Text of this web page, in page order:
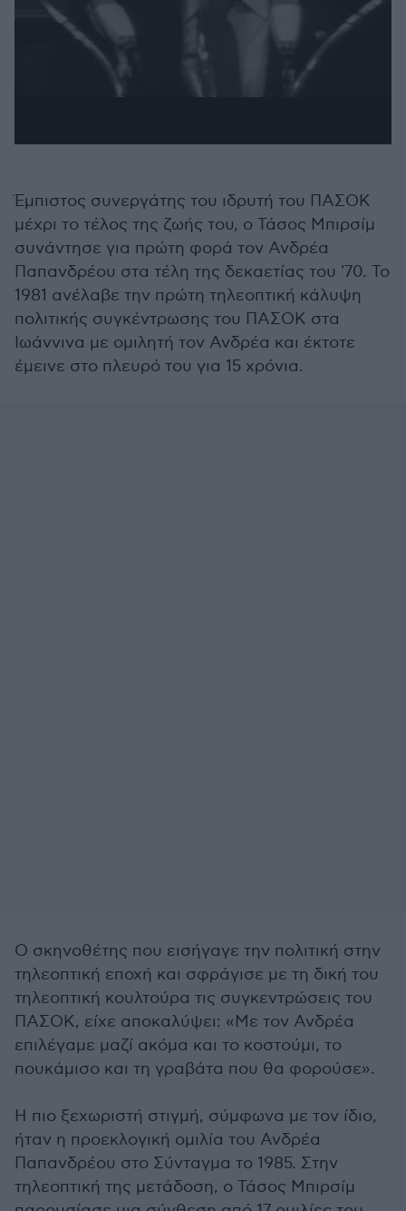
Έμπιστος συνεργάτης του ιδρυτή του ΠΑΣΟΚ
μέχρι το τέλος της ζωής του, ο Τάσος Μπιρσίμ
συνάντησε για πρώτη φορά τον Ανδρέα
Παπανδρέου στα τέλη της δεκαετίας του '70. Το
1981 ανέλαβε την πρώτη τηλεοπτική κάλυψη
πολιτικής συγκέντρωσης του ΠΑΣΟΚ στα
Ιωάννινα με ομιλητή τον Ανδρέα και έκτοτε
έμεινε στο πλευρό του για 15 χρόνια.
Ο σκηνοθέτης που εισήγαγε την πολιτική στην
τηλεοπτική εποχή και σφράγισε με τη δική του
τηλεοπτική κουλτούρα τις συγκεντρώσεις του
ΠΑΣΟΚ, είχε αποκαλύψει: «Με τον Ανδρέα
επιλέγαμε μαζί ακόμα και το κοστούμι, το
πουκάμισο και τη γραβάτα που θα φορούσε».
Η πιο ξεχωριστή στιγμή, σύμφωνα με τον ίδιο,
ήταν η προεκλογική ομιλία του Ανδρέα
Παπανδρέου στο Σύνταγμα το 1985. Στην
τηλεοπτική της μετάδοση, ο Τάσος Μπιρσίμ